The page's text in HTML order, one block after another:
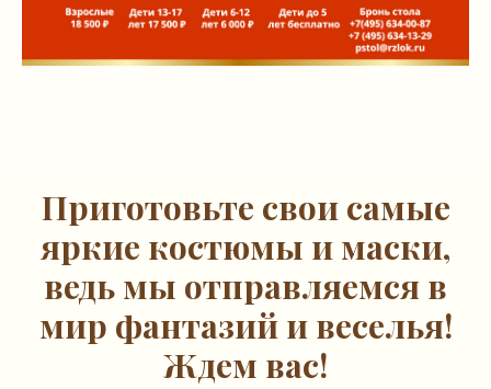
Приготовьте свои самые
яркие костюмы и маски,
ведь мы отправляемся в
мир фантазий и веселья!
Ждем вас!